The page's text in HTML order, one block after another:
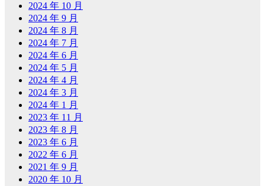
2024 年 10 月
2024 年 9 月
2024 年 8 月
2024 年 7 月
2024 年 6 月
2024 年 5 月
2024 年 4 月
2024 年 3 月
2024 年 1 月
2023 年 11 月
2023 年 8 月
2023 年 6 月
2022 年 6 月
2021 年 9 月
2020 年 10 月